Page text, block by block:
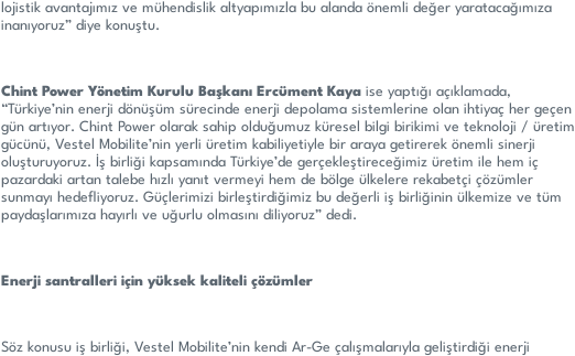
lojistik avantajımız ve mühendislik altyapımızla bu alanda önemli değer yaratacağımıza
inanıyoruz” diye konuştu.
Chint Power Yönetim Kurulu Başkanı Ercüment Kaya ise yaptığı açıklamada,
“Türkiye’nin enerji dönüşüm sürecinde enerji depolama sistemlerine olan ihtiyaç her geçen
gün artıyor. Chint Power olarak sahip olduğumuz küresel bilgi birikimi ve teknoloji / üretim
gücünü, Vestel Mobilite’nin yerli üretim kabiliyetiyle bir araya getirerek önemli sinerji
oluşturuyoruz. İş birliği kapsamında Türkiye’de gerçekleştireceğimiz üretim ile hem iç
pazardaki artan talebe hızlı yanıt vermeyi hem de bölge ülkelere rekabetçi çözümler
sunmayı hedefliyoruz. Güçlerimizi birleştirdiğimiz bu değerli iş birliğinin ülkemize ve tüm
paydaşlarımıza hayırlı ve uğurlu olmasını diliyoruz” dedi.
Enerji santralleri için yüksek kaliteli çözümler
Söz konusu iş birliği, Vestel Mobilite’nin kendi Ar-Ge çalışmalarıyla geliştirdiği enerji